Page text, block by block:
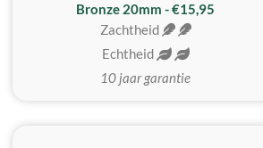
Bronze 20mm - €15,95
Zachtheid
Echtheid
10 jaar garantie